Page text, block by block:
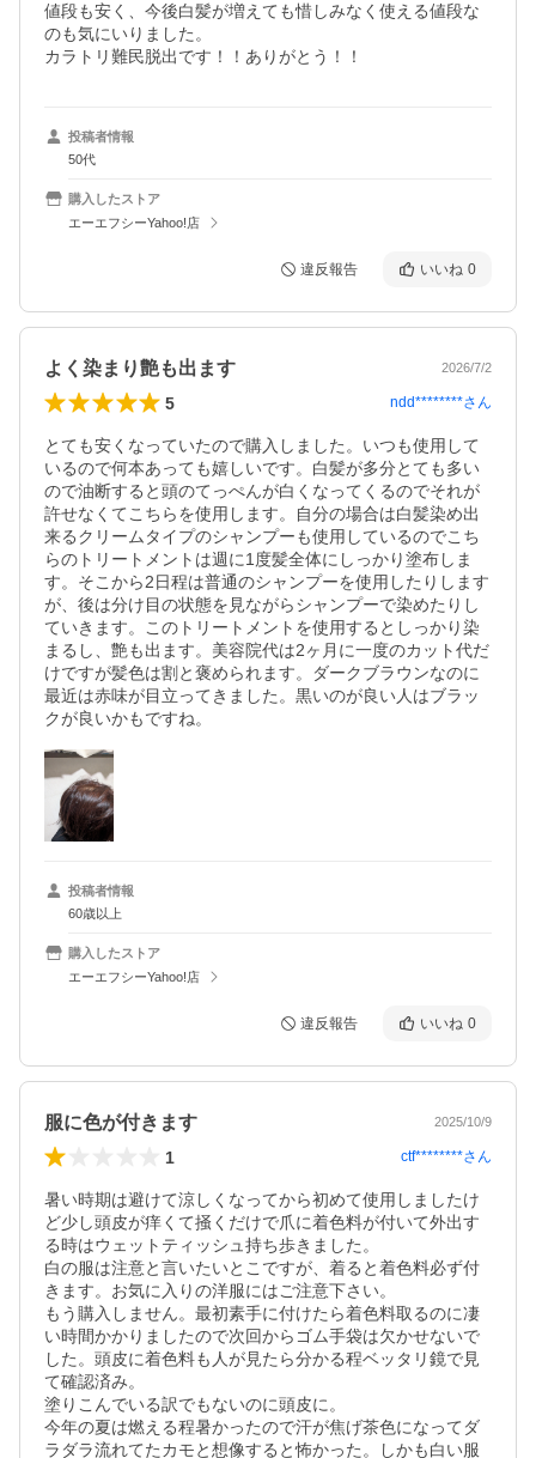
値段も安く、今後白髪が増えても惜しみなく使える値段な
のも気にいりました。
カラトリ難民脱出です！！ありがとう！！
投稿者情報
50代
購入したストア
エーエフシーYahoo!店
違反報告 いいね 0
よく染まり艶も出ます 2026/7/2
5 ndd********さん
とても安くなっていたので購入しました。いつも使用して
いるので何本あっても嬉しいです。白髪が多分とても多い
ので油断すると頭のてっぺんが白くなってくるのでそれが
許せなくてこちらを使用します。自分の場合は白髪染め出
来るクリームタイプのシャンプーも使用しているのでこち
らのトリートメントは週に1度髪全体にしっかり塗布しま
す。そこから2日程は普通のシャンプーを使用したりします
が、後は分け目の状態を見ながらシャンプーで染めたりし
ていきます。このトリートメントを使用するとしっかり染
まるし、艶も出ます。美容院代は2ヶ月に一度のカット代だ
けですが髪色は割と褒められます。ダークブラウンなのに
最近は赤味が目立ってきました。黒いのが良い人はブラッ
クが良いかもですね。
投稿者情報
60歳以上
購入したストア
エーエフシーYahoo!店
違反報告 いいね 0
服に色が付きます 2025/10/9
1 ctf********さん
暑い時期は避けて涼しくなってから初めて使用しましたけ
ど少し頭皮が痒くて掻くだけで爪に着色料が付いて外出す
る時はウェットティッシュ持ち歩きました。
白の服は注意と言いたいとこですが、着ると着色料必ず付
きます。お気に入りの洋服にはご注意下さい。
もう購入しません。最初素手に付けたら着色料取るのに凄
い時間かかりましたので次回からゴム手袋は欠かせないで
した。頭皮に着色料も人が見たら分かる程ベッタリ鏡で見
て確認済み。
塗りこんでいる訳でもないのに頭皮に。
今年の夏は燃える程暑かったので汗が焦げ茶色になってダ
ラダラ流れてたカモと想像すると怖かった。しかも白い服